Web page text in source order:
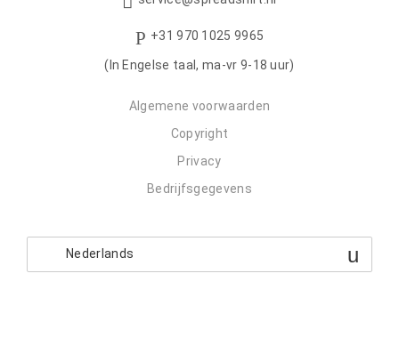
+31 970 1025 9965
(In Engelse taal, ma-vr 9-18 uur)
Algemene voorwaarden
Copyright
Privacy
Bedrijfsgegevens
Nederlands